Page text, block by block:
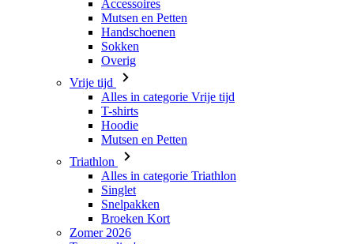
Vrije tijd
Alles in categorie Vrije tijd
T-shirts
Hoodie
Mutsen en Petten
Triathlon
Alles in categorie Triathlon
Singlet
Snelpakken
Broeken Kort
Zomer 2026
Team replica's
Speciale edities
Opruiming
Waardebonnen